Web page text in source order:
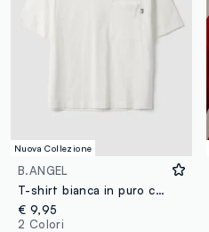
Nuova Collezione
B.ANGEL
T-shirt bianca in puro cotone girocollo con taschino boxy fit
€ 9,95
2 Colori